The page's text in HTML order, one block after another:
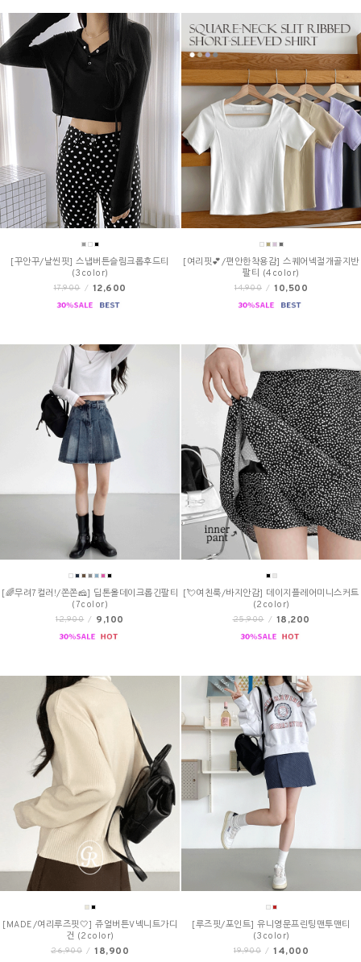
[꾸안꾸/날씬핏] 스냅버튼슬림크롭후드티
(3color)
17,900 / 12,600
[여리핏💕/편안한착용감] 스퀘어넥절개골지반
팔티 (4color)
14,900 / 10,500
[🌈무려7컬러!/쫀쫀🧀] 딥톤올데이크롭긴팔티
(7color)
12,900 / 9,100
[💘여친룩/바지안감] 데이지플레어미니스커트
(2color)
25,900 / 18,200
[MADE/여리루즈핏🤍] 쥬얼버튼V넥니트가디
건 (2color)
26,900 / 18,900
[루즈핏/포인트] 유니영문프린팅맨투맨티
(3color)
19,900 / 14,000